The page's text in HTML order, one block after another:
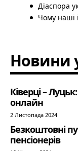
Діаспора
Чому наші
Новини
Ківерці –
онлайн
2 Листопада 2024
Безкоштовні
пенсіонерів